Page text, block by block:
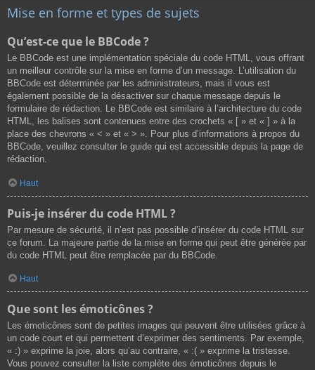
Mise en forme et types de sujets
Qu’est-ce que le BBCode ?
Le BBCode est une implémentation spéciale du code HTML, vous offrant
un meilleur contrôle sur la mise en forme d’un message. L’utilisation du
BBCode est déterminée par les administrateurs, mais il vous est
également possible de la désactiver sur chaque message depuis le
formulaire de rédaction. Le BBCode est similaire à l’architecture du code
HTML, les balises sont contenues entre des crochets « [ » et « ] » à la
place des chevrons « < » et « > ». Pour plus d’informations à propos du
BBCode, veuillez consulter le guide qui est accessible depuis la page de
rédaction.
Haut
Puis-je insérer du code HTML ?
Par mesure de sécurité, il n’est pas possible d’insérer du code HTML sur
ce forum. La majeure partie de la mise en forme qui peut être générée par
du code HTML peut être remplacée par du BBCode.
Haut
Que sont les émoticônes ?
Les émoticônes sont de petites images qui peuvent être utilisées grâce à
un code court et qui permettent d’exprimer des sentiments. Par exemple,
« :) » exprime la joie, alors qu’au contraire, « :( » exprime la tristesse.
Vous pouvez consulter la liste complète des émoticônes depuis le